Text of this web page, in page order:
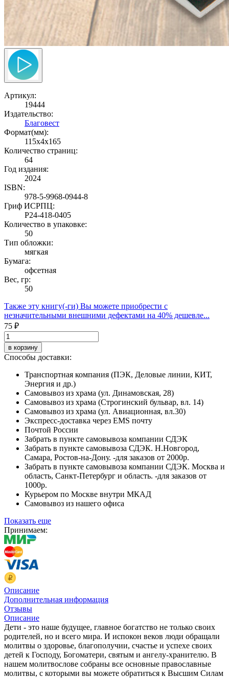
Артикул:
19444
Издательство:
Благовест
Формат(мм):
115x4x165
Количество страниц:
64
Год издания:
2024
ISBN:
978-5-9968-0944-8
Гриф ИСРПЦ:
Р24-418-0405
Количество в упаковке:
50
Тип обложки:
мягкая
Бумага:
офсетная
Вес, гр:
50
Также эту книгу(-ги) Вы можете приобрести с
незначительными внешними дефектами на 40% дешевле...
75 ₽
в корзину
Способы доставки:
Транспортная компания (ПЭК, Деловые линии, КИТ,
Энергия и др.)
Самовывоз из храма (ул. Динамовская, 28)
Самовывоз из храма (Строгинский бульвар, вл. 14)
Самовывоз из храма (ул. Авиационная, вл.30)
Экспресс-доставка через EMS почту
Почтой России
Забрать в пункте самовывоза компании СДЭК
Забрать в пункте самовывоза СДЭК. Н.Новгород,
Самара, Ростов-на-Дону. -для заказов от 2000р.
Забрать в пункте самовывоза компании СДЭК. Москва и
область, Санкт-Петербург и область. -для заказов от
1000р.
Курьером по Москве внутри МКАД
Самовывоз из нашего офиса
Показать еще
Принимаем:
Описание
Дополнительная информация
Отзывы
Описание
Дети - это наше будущее, главное богатство не только своих
родителей, но и всего мира. И испокон веков люди обращали
молитвы о здоровье, благополучии, счастье и успехе своих
детей к Господу, Богоматери, святым и ангелу-хранителю. В
нашем молитвослове собраны все основные православные
молитвы, с которыми вы можете обратиться к Высшим Силам